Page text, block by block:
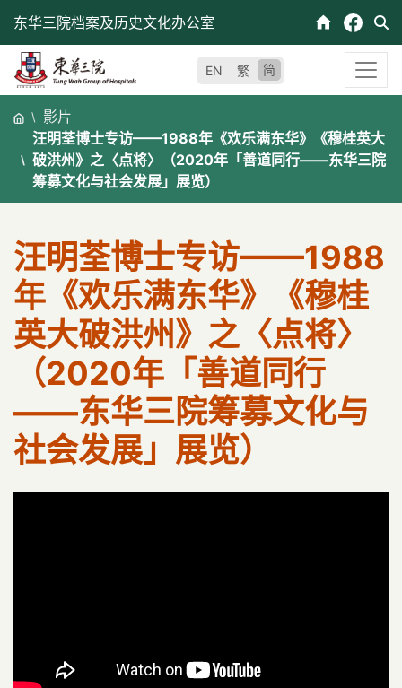
东华三院档案及历史文化办公室
EN 繁 简
影片
汪明荃博士专访——1988年《欢乐满东华》《穆桂英大
破洪州》之〈点将〉（2020年「善道同行——东华三院
筹募文化与社会发展」展览）
汪明荃博士专访——1988
年《欢乐满东华》《穆桂
英大破洪州》之〈点将〉
（2020年「善道同行
——东华三院筹募文化与
社会发展」展览）